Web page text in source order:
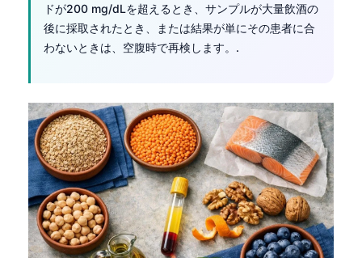
ドが200 mg/dLを超えるとき、サンプルが大量飲酒の
後に採取されたとき、または結果が単にその患者に合
わないときは、空腹時で再検します。.
Bosanski
Azərbaycan dili
Eesti
Čeština
ქართული
Русский
한국어
Slovenščina